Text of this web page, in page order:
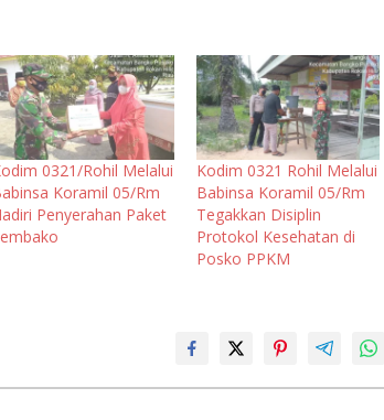
0321/Rohil Melalui
Koramil 05/Rm
Penyerahan Paket
Kodim 0321 Rohil Melalui
Babinsa Koramil 05/Rm
Tegakkan Disiplin
Protokol Kesehatan di
Posko PPKM